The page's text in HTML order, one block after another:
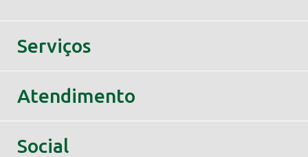
Serviços
Atendimento
Social